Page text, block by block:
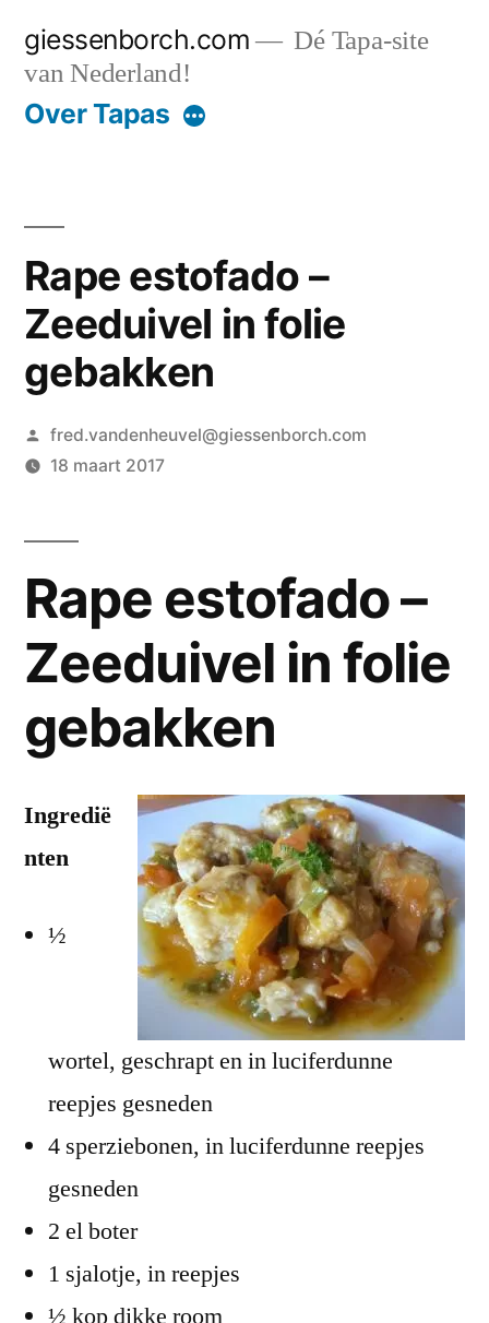
naar
giessenborch.com
Dé Tapa-site
van Nederland!
Over Tapas
Rape estofado –
Zeeduivel in folie
gebakken
Geplaatst
door
fred.vandenheuvel@giessenborch.com
18 maart 2017
Rape estofado –
Zeeduivel in folie
gebakken
Ingredië
nten
½
wortel, geschrapt en in luciferdunne
reepjes gesneden
4 sperziebonen, in luciferdunne reepjes
gesneden
2 el boter
1 sjalotje, in reepjes
½ kop dikke room